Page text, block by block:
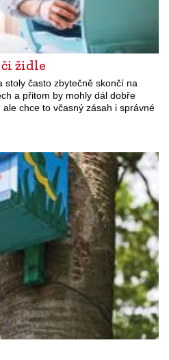
židle
stoly často zbytečně skončí na
a přitom by mohly dál dobře
chce to včasný zásah i správné